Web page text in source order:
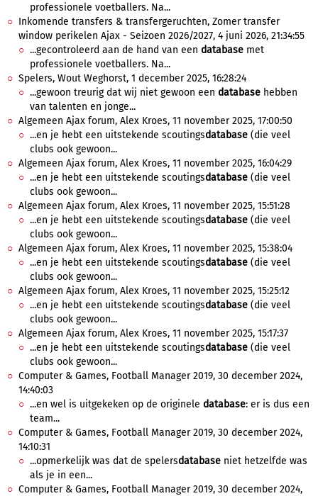
professionele voetballers. Na...
Inkomende transfers & transfergeruchten, Zomer transfer
window perikelen Ajax - Seizoen 2026/2027, 4 juni 2026, 21:34:55
...gecontroleerd aan de hand van een database met
professionele voetballers. Na...
Spelers, Wout Weghorst, 1 december 2025, 16:28:24
...gewoon treurig dat wij niet gewoon een database hebben
van talenten en jonge...
Algemeen Ajax forum, Alex Kroes, 11 november 2025, 17:00:50
...en je hebt een uitstekende scoutingsdatabase (die veel
clubs ook gewoon...
Algemeen Ajax forum, Alex Kroes, 11 november 2025, 16:04:29
...en je hebt een uitstekende scoutingsdatabase (die veel
clubs ook gewoon...
Algemeen Ajax forum, Alex Kroes, 11 november 2025, 15:51:28
...en je hebt een uitstekende scoutingsdatabase (die veel
clubs ook gewoon...
Algemeen Ajax forum, Alex Kroes, 11 november 2025, 15:38:04
...en je hebt een uitstekende scoutingsdatabase (die veel
clubs ook gewoon...
Algemeen Ajax forum, Alex Kroes, 11 november 2025, 15:25:12
...en je hebt een uitstekende scoutingsdatabase (die veel
clubs ook gewoon...
Algemeen Ajax forum, Alex Kroes, 11 november 2025, 15:17:37
...en je hebt een uitstekende scoutingsdatabase (die veel
clubs ook gewoon...
Computer & Games, Football Manager 2019, 30 december 2024,
14:40:03
...en wel is uitgekeken op de originele database: er is dus een
team...
Computer & Games, Football Manager 2019, 30 december 2024,
14:10:31
...opmerkelijk was dat de spelersdatabase niet hetzelfde was
als je in een...
Computer & Games, Football Manager 2019, 30 december 2024,